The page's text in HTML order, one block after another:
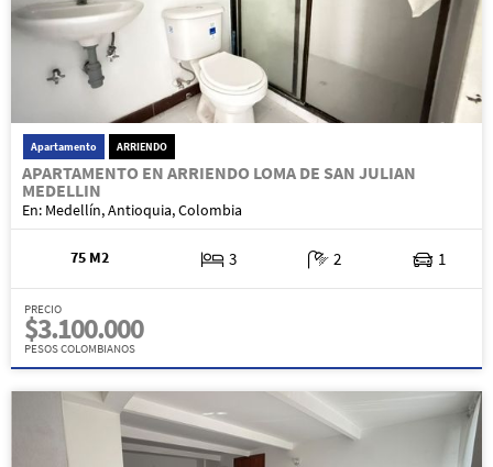
Apartamento ARRIENDO
APARTAMENTO EN ARRIENDO LOMA DE SAN JULIAN
MEDELLIN
En: Medellín, Antioquia, Colombia
75 M2 3 2 1
PRECIO
$3.100.000
PESOS COLOMBIANOS